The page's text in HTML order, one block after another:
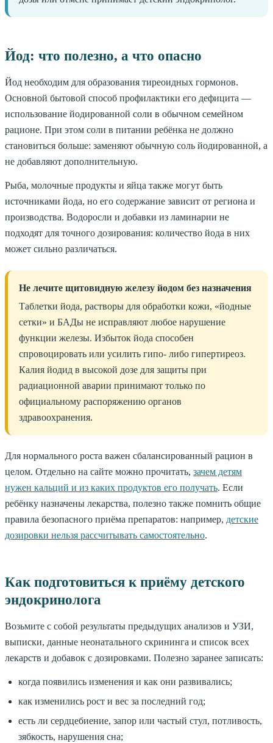
Йод: что полезно, а что опасно
Йод необходим для образования тиреоидных гормонов.
Основной бытовой способ профилактики его дефицита —
использование йодированной соли в обычном семейном
рационе. При этом соли в питании ребёнка не должно
становиться больше: заменяют обычную соль йодированной, а
не добавляют дополнительную.
Рыба, молочные продукты и яйца также могут быть
источниками йода, но его содержание зависит от региона и
производства. Водоросли и добавки из ламинарии не
подходят для точного дозирования: количество йода в них
может сильно различаться.
Не лечите щитовидную железу йодом без назначения
Таблетки йода, растворы для обработки кожи, «йодные
сетки» и БАДы не исправляют любое нарушение
функции железы. Избыток йода способен
спровоцировать или усилить гипо- либо гипертиреоз.
Калия йодид в высокой дозе для защиты при
радиационной аварии принимают только по
официальному распоряжению органов
здравоохранения.
Для нормального роста важен сбалансированный рацион в
целом. Отдельно на сайте можно прочитать, зачем детям
нужен кальций и из каких продуктов его получать. Если
ребёнку назначены лекарства, полезно также помнить общие
правила безопасного приёма препаратов: например, детские
дозировки нельзя рассчитывать самостоятельно.
Как подготовиться к приёму детского
эндокринолога
Возьмите с собой результаты предыдущих анализов и УЗИ,
выписки, данные неонатального скрининга и список всех
лекарств и добавок с дозировками. Полезно заранее записать:
когда появились изменения и как они развивались;
как изменились рост и вес за последний год;
есть ли сердцебиение, запор или частый стул, потливость,
зябкость, нарушения сна;